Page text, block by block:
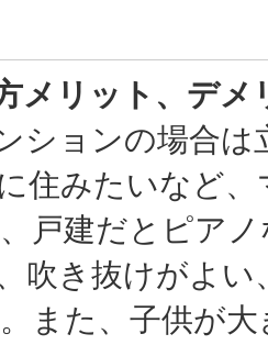
メリット、デメ
ションの場合は
住みたいなど
戸建だとピア
吹き抜けがよ
また、子供が